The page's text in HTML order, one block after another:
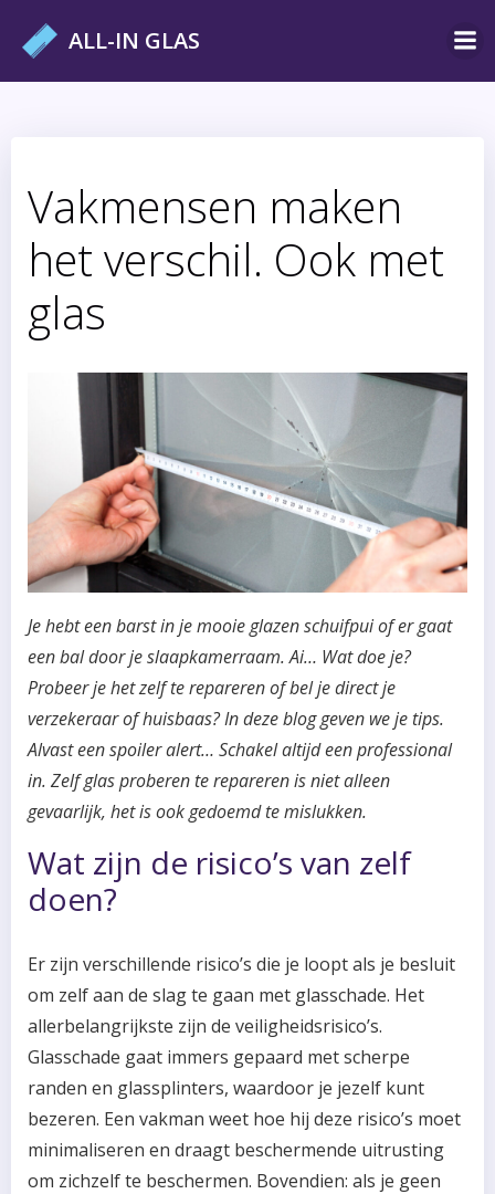
ALL-IN GLAS
Vakmensen maken
het verschil. Ook met
glas
Je hebt een barst in je mooie glazen schuifpui of er gaat
een bal door je slaapkamerraam. Ai… Wat doe je?
Probeer je het zelf te repareren of bel je direct je
verzekeraar of huisbaas? In deze blog geven we je tips.
Alvast een spoiler alert… Schakel altijd een professional
in. Zelf glas proberen te repareren is niet alleen
gevaarlijk, het is ook gedoemd te mislukken.
Wat zijn de risico’s van zelf
doen?
Er zijn verschillende risico’s die je loopt als je besluit
om zelf aan de slag te gaan met glasschade. Het
allerbelangrijkste zijn de veiligheidsrisico’s.
Glasschade gaat immers gepaard met scherpe
randen en glassplinters, waardoor je jezelf kunt
bezeren. Een vakman weet hoe hij deze risico’s moet
minimaliseren en draagt beschermende uitrusting
om zichzelf te beschermen. Bovendien: als je geen